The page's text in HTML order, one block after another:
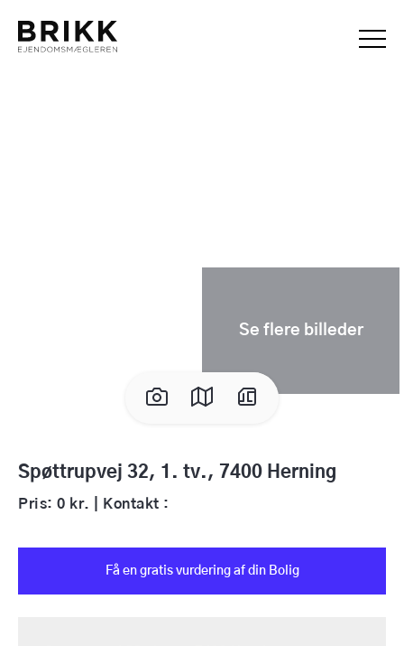
Se flere billeder
Spøttrupvej 32, 1. tv., 7400 Herning
Pris: 0 kr. | Kontakt :
Få en gratis vurdering af din Bolig